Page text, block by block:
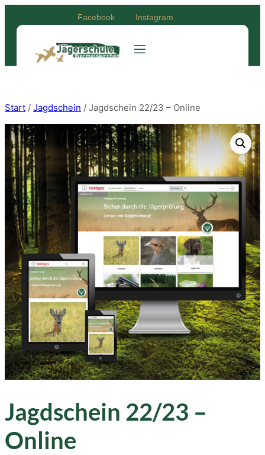
Inhalt
Facebook Instagram
Start / Jagdschein / Jagdschein 22/23 – Online
Jagdschein 22/23 –
Online